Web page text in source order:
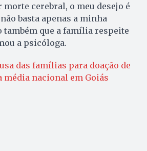
cerebral, o meu desejo é
basta apenas a minha
também que a família respeite
a psicóloga.
das famílias para doação de
média nacional em Goiás